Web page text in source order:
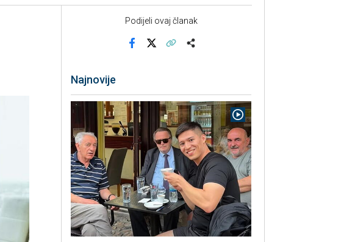
Podijeli ovaj članak
Najnovije